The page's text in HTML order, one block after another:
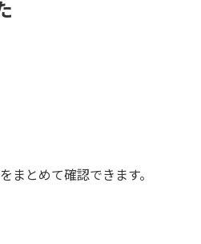
とめて確認できます。